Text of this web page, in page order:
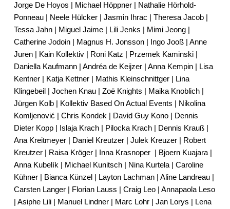
Jorge De Hoyos | Michael Höppner | Nathalie Hörhold-
Ponneau | Neele Hülcker | Jasmin Ihrac | Theresa Jacob |
Tessa Jahn | Miguel Jaime | Lili Jenks | Mimi Jeong |
Catherine Jodoin | Magnus H. Jonsson | Ingo Jooß | Anne
Juren | Kain Kollektiv | Roni Katz | Przemek Kaminski |
Daniella Kaufmann | Andréa de Keijzer | Anna Kempin | Lisa
Kentner | Katja Kettner | Mathis Kleinschnittger | Lina
Klingebeil | Jochen Knau | Zoë Knights | Maika Knoblich |
Jürgen Kolb | Kollektiv Based On Actual Events | Nikolina
Komljenović | Chris Kondek | David Guy Kono | Dennis
Dieter Kopp | Islaja Krach | Pilocka Krach | Dennis Krauß |
Ana Kreitmeyer | Daniel Kreutzer | Julek Kreuzer | Robert
Kreutzer | Raisa Kröger | Inna Krasnoper | Bjoern Kuajara |
Anna Kubelík | Michael Kunitsch | Nina Kurtela | Caroline
Kühner | Bianca Künzel | Layton Lachman | Aline Landreau |
Carsten Langer | Florian Lauss | Craig Leo | Annapaola Leso
| Asiphe Lili | Manuel Lindner | Marc Lohr | Jan Lorys | Lena